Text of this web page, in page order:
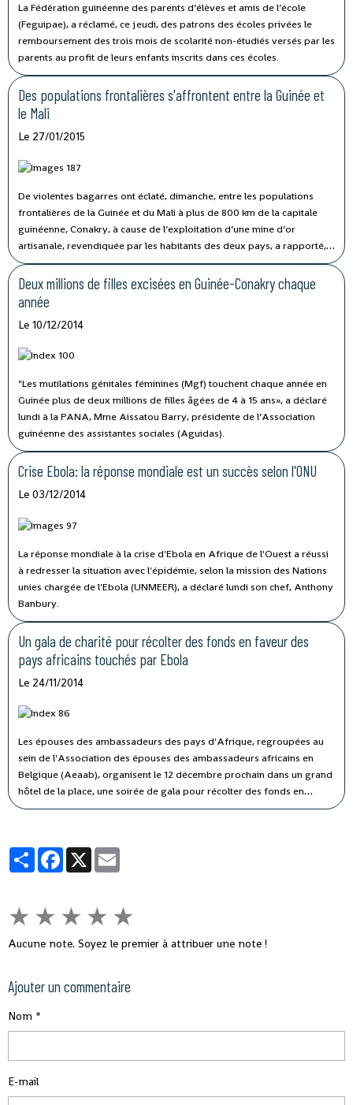
La Fédération guinéenne des parents d’élèves et amis de l’école
(Feguipae), a réclamé, ce jeudi, des patrons des écoles privées le
remboursement des trois mois de scolarité non-étudiés versés par les
parents au profit de leurs enfants inscrits dans ces écoles.
Des populations frontalières s'affrontent entre la Guinée et
le Mali
Le 27/01/2015
De violentes bagarres ont éclaté, dimanche, entre les populations
frontalières de la Guinée et du Mali à plus de 800 km de la capitale
guinéenne, Conakry, à cause de l’exploitation d’une mine d’or
artisanale, revendiquée par les habitants des deux pays, a rapporté,
lundi, la Radio Télévision Guinéenne (RTG), citant l’Agence Guinéenne
de Presse (AGP).
Deux millions de filles excisées en Guinée-Conakry chaque
année
Le 10/12/2014
"Les mutilations génitales féminines (Mgf) touchent chaque année en
Guinée plus de deux millions de filles âgées de 4 à 15 ans», a déclaré
lundi à la PANA, Mme Aissatou Barry, présidente de l’Association
guinéenne des assistantes sociales (Aguidas).
Crise Ebola: la réponse mondiale est un succès selon l'ONU
Le 03/12/2014
La réponse mondiale à la crise d'Ebola en Afrique de l'Ouest a réussi
à redresser la situation avec l'épidémie, selon la mission des Nations
unies chargée de l'Ebola (UNMEER), a déclaré lundi son chef, Anthony
Banbury.
Un gala de charité pour récolter des fonds en faveur des
pays africains touchés par Ebola
Le 24/11/2014
Les épouses des ambassadeurs des pays d'Afrique, regroupées au
sein de l'Association des épouses des ambassadeurs africains en
Belgique (Aeaab), organisent le 12 décembre prochain dans un grand
hôtel de la place, une soirée de gala pour récolter des fonds en
faveur des pays touchés par le virus Ebola, annonce un communiqué
PartagerFacebook
X
★ ★ ★ ★ ★
Aucune note. Soyez le premier à attribuer une note !
Ajouter un commentaire
Nom
E-mail